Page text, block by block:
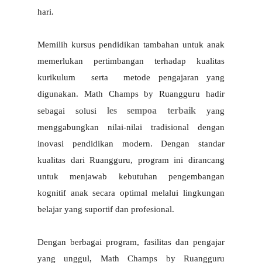
hari.
Memilih kursus pendidikan tambahan untuk anak
memerlukan pertimbangan terhadap kualitas
kurikulum  serta  metode pengajaran yang
digunakan. Math Champs by Ruangguru hadir
sebagai solusi les sempoa terbaik
yang
menggabungkan nilai-nilai tradisional dengan
inovasi pendidikan modern. Dengan standar
kualitas dari Ruangguru, program ini dirancang
untuk menjawab kebutuhan pengembangan
kognitif anak secara optimal melalui lingkungan
belajar yang suportif dan profesional.
Dengan berbagai program, fasilitas dan pengajar
yang unggul, Math Champs by Ruangguru